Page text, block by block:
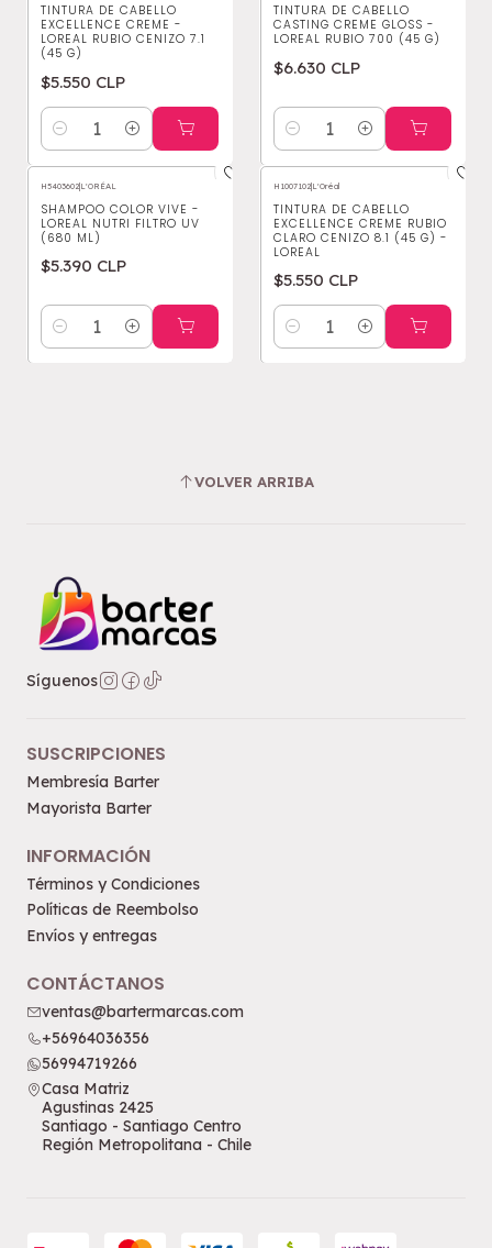
TINTURA DE CABELLO
EXCELLENCE CREME -
LOREAL RUBIO CENIZO 7.1
(45 G)
$5.550 CLP
Cantidad
TINTURA DE CABELLO
CASTING CREME GLOSS -
LOREAL RUBIO 700 (45 G)
$6.630 CLP
Cantidad
H5403602|L'ORÉAL
SHAMPOO COLOR VIVE -
LOREAL NUTRI FILTRO UV
(680 ML)
$5.390 CLP
Cantidad
H1007102|L'Oréal
TINTURA DE CABELLO
EXCELLENCE CREME RUBIO
CLARO CENIZO 8.1 (45 G) -
LOREAL
$5.550 CLP
Cantidad
VOLVER ARRIBA
Síguenos
SUSCRIPCIONES
Membresía Barter
Mayorista Barter
INFORMACIÓN
Términos y Condiciones
Políticas de Reembolso
Envíos y entregas
CONTÁCTANOS
ventas@bartermarcas.com
+56964036356
56994719266
Casa Matriz
Agustinas 2425
Santiago - Santiago Centro
Región Metropolitana - Chile